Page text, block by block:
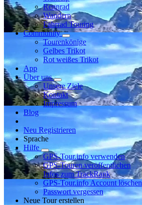
Rennrad
Wandern
Fahrrad Touring
Community
Tourenkönige
Gelbes Trikot
Rot weißes Trikot
App
Über uns
Unsere Ziele
Kontakt
Impressum
Blog
Neu Registrieren
Sprache
Hilfe
GPS-Tour.info verwenden
GPS-Touren veröffentlichen
Infos zum TrackRank
GPS-Tour.info Account löschen
Passwort vergessen
Neue Tour erstellen